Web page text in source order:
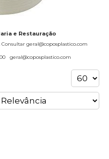
e Restauração
geral@coposplastico.com
geral@coposplastico.com